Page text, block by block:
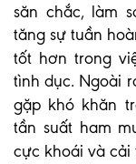
săn chắc, làm
tăng sự tuần
tốt hơn trong
tình dục. Ngoài
gặp khó khăn
tần suất ham
cực khoái và cải